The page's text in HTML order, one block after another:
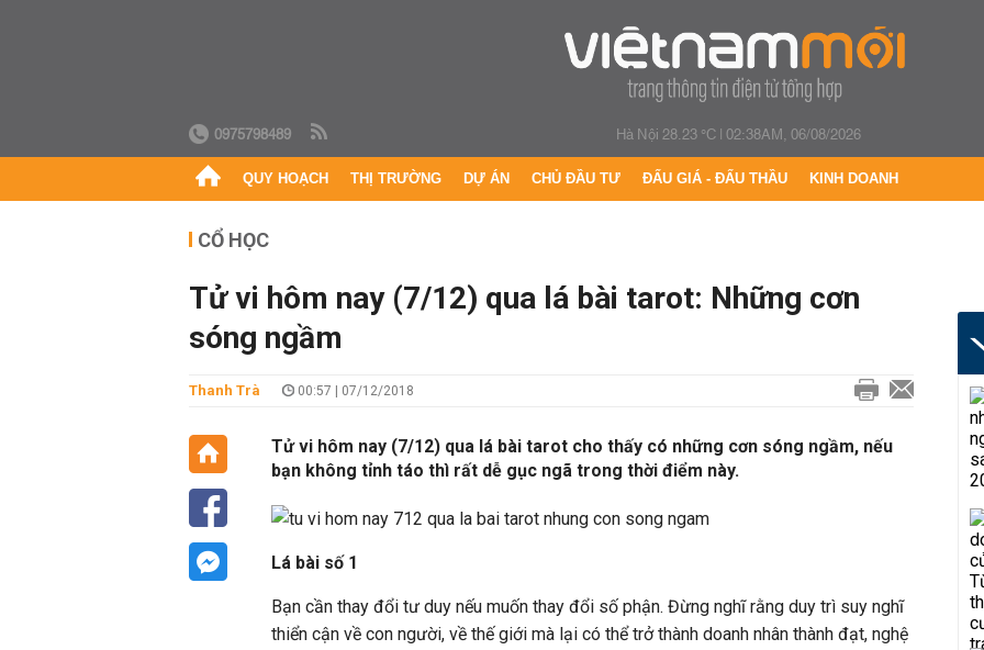
0975798489 Hà Nội 28.23 °C|02:38AM, 06/08/2026
QUY HOẠCH THỊ TRƯỜNG DỰ ÁN CHỦ ĐẦU TƯ ĐẤU GIÁ - ĐẤU THẦU KINH DOANH
CỔ HỌC
Tử vi hôm nay (7/12) qua lá bài tarot: Những cơn
sóng ngầm
Thanh Trà 00:57 | 07/12/2018
Tử vi hôm nay (7/12) qua lá bài tarot cho thấy có những cơn sóng ngầm, nếu
bạn không tỉnh táo thì rất dễ gục ngã trong thời điểm này.
Lá bài số 1
Bạn cần thay đổi tư duy nếu muốn thay đổi số phận. Đừng nghĩ rằng duy trì suy nghĩ
thiển cận về con người, về thế giới mà lại có thể trở thành doanh nhân thành đạt, nghệ